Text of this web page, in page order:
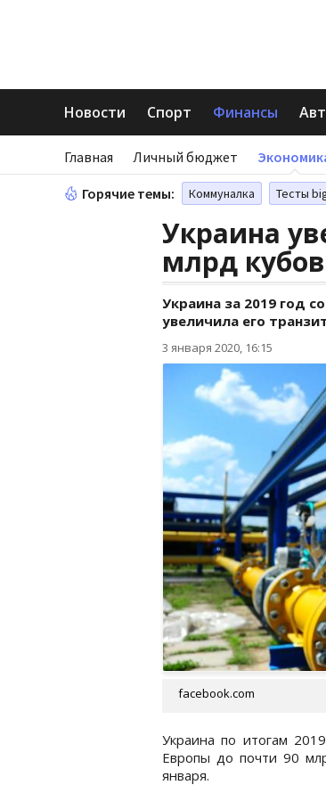
Новости Спорт Финансы
Главная Личный бюджет
Горячие темы: Коммуналка Тесты
Украина
млрд кубов
Украина за 2019 год
увеличила его
3 января 2020, 16:15
facebook.com
Украина по итогам
Европы до почти 90
января.